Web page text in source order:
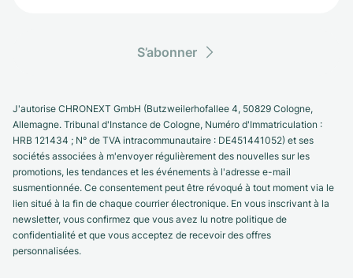
S’abonner
J'autorise CHRONEXT GmbH (Butzweilerhofallee 4, 50829 Cologne,
Allemagne. Tribunal d'Instance de Cologne, Numéro d'Immatriculation :
HRB 121434 ; N° de TVA intracommunautaire : DE451441052) et ses
sociétés associées à m'envoyer régulièrement des nouvelles sur les
promotions, les tendances et les événements à l'adresse e-mail
susmentionnée. Ce consentement peut être révoqué à tout moment via le
lien situé à la fin de chaque courrier électronique. En vous inscrivant à la
newsletter, vous confirmez que vous avez lu notre politique de
confidentialité et que vous acceptez de recevoir des offres
personnalisées.